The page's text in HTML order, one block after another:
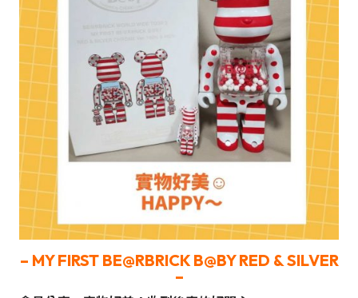
– MY FIRST BE@RBRICK B@BY RED & SILVER
–